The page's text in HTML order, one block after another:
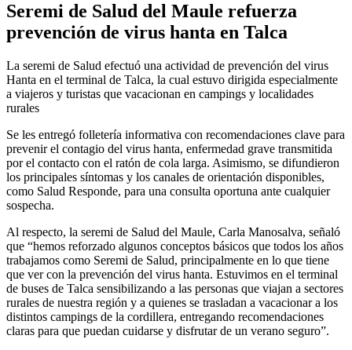
Seremi de Salud del Maule refuerza
prevención de virus hanta en Talca
La seremi de Salud efectuó una actividad de prevención del virus
Hanta en el terminal de Talca, la cual estuvo dirigida especialmente
a viajeros y turistas que vacacionan en campings y localidades
rurales
Se les entregó folletería informativa con recomendaciones clave para
prevenir el contagio del virus hanta, enfermedad grave transmitida
por el contacto con el ratón de cola larga. Asimismo, se difundieron
los principales síntomas y los canales de orientación disponibles,
como Salud Responde, para una consulta oportuna ante cualquier
sospecha.
Al respecto, la seremi de Salud del Maule, Carla Manosalva, señaló
que “hemos reforzado algunos conceptos básicos que todos los años
trabajamos como Seremi de Salud, principalmente en lo que tiene
que ver con la prevención del virus hanta. Estuvimos en el terminal
de buses de Talca sensibilizando a las personas que viajan a sectores
rurales de nuestra región y a quienes se trasladan a vacacionar a los
distintos campings de la cordillera, entregando recomendaciones
claras para que puedan cuidarse y disfrutar de un verano seguro”.